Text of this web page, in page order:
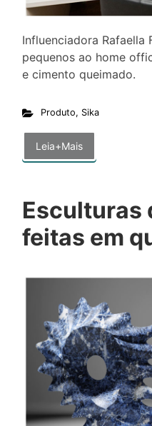
Influenciadora Rafaella
pequenos ao home
e cimento queimado.
Produto, Sika
Leia+Mais
Esculturas
feitas em